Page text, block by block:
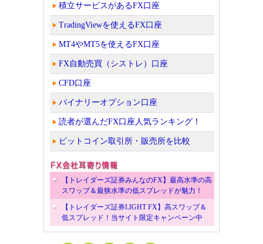
積立サービスがあるFX口座
TradingViewを使えるFX口座
MT4やMT5を使えるFX口座
FX自動売買（シストレ）口座
CFD口座
バイナリーオプション口座
読者が選んだFX口座人気ランキング！
ビットコイン取引所・販売所を比較
【トレイダーズ証券みんなのFX】最高水準の高
スワップ＆最狭水準の低スプレッドが魅力！
【トレイダーズ証券LIGHT FX】高スワップ＆
低スプレッド！当サイト限定キャンペーン中